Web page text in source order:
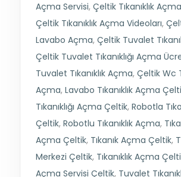
Açma Servisi, Çeltik Tıkanıklık
Çeltik Tıkanıklık Açma Videoları,
Lavabo Açma, Çeltik Tuvalet
Çeltik Tuvalet Tıkanıklığı Açma
Tuvalet Tıkanıklık Açma, Çeltik Wc
Açma, Lavabo Tıkanıklık Açma
Tıkanıklığı Açma Çeltik, Robotla
Çeltik, Robotlu Tıkanıklık Açma,
Açma Çeltik, Tıkanık Açma Çeltik,
Merkezi Çeltik, Tıkanıklık Açma
Açma Servisi Çeltik, Tuvalet